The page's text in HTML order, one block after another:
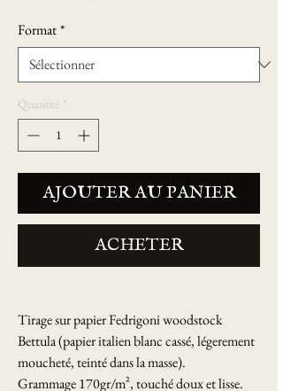
Format*
Quantité *
AJOUTER AU PANIER
ACHETER
Tirage sur papier Fedrigoni woodstock
Bettula (papier italien blanc cassé, légerement
moucheté, teinté dans la masse).
Grammage 170gr/m², touché doux et lisse.